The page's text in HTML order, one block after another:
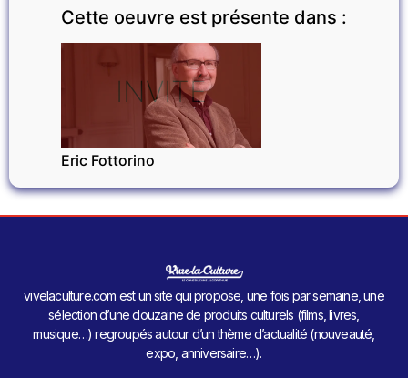
Cette oeuvre est présente dans :
INVITÉ
Eric Fottorino
vivelaculture.com est un site qui propose, une fois par semaine, une
sélection d’une douzaine de produits culturels (films, livres,
musique…) regroupés autour d’un thème d’actualité (nouveauté,
expo, anniversaire…).